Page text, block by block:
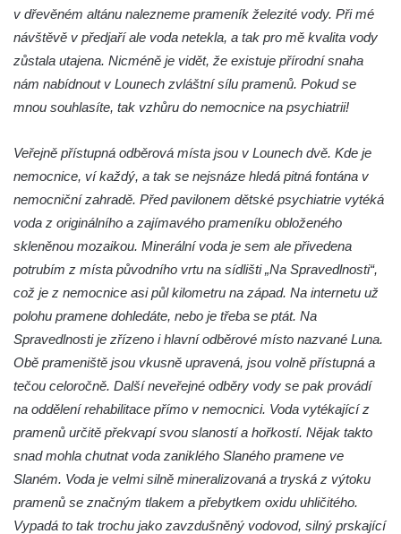
v dřevěném altánu nalezneme prameník železité vody. Při mé
návštěvě v předjaří ale voda netekla, a tak pro mě kvalita vody
zůstala utajena. Nicméně je vidět, že existuje přírodní snaha
nám nabídnout v Lounech zvláštní sílu pramenů. Pokud se
mnou souhlasíte, tak vzhůru do nemocnice na psychiatrii!
Veřejně přístupná odběrová místa jsou v Lounech dvě. Kde je
nemocnice, ví každý, a tak se nejsnáze hledá pitná fontána v
nemocniční zahradě. Před pavilonem dětské psychiatrie vytéká
voda z originálního a zajímavého prameníku obloženého
skleněnou mozaikou. Minerální voda je sem ale přivedena
potrubím z místa původního vrtu na sídlišti „Na Spravedlnosti“,
což je z nemocnice asi půl kilometru na západ. Na internetu už
polohu pramene dohledáte, nebo je třeba se ptát. Na
Spravedlnosti je zřízeno i hlavní odběrové místo nazvané Luna.
Obě prameniště jsou vkusně upravená, jsou volně přístupná a
tečou celoročně. Další neveřejné odběry vody se pak provádí
na oddělení rehabilitace přímo v nemocnici. Voda vytékající z
pramenů určitě překvapí svou slaností a hořkostí. Nějak takto
snad mohla chutnat voda zaniklého Slaného pramene ve
Slaném. Voda je velmi silně mineralizovaná a tryská z výtoku
pramenů se značným tlakem a přebytkem oxidu uhličitého.
Vypadá to tak trochu jako zavzdušněný vodovod, silný prskající